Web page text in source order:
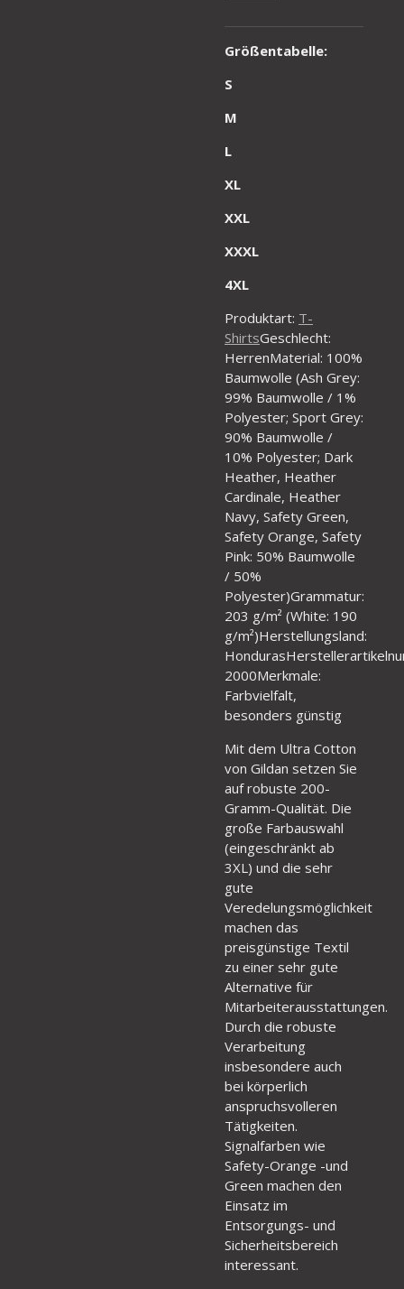
Größentabelle:
S
M
L
XL
XXL
XXXL
4XL
Produktart: T-
ShirtsGeschlecht:
HerrenMaterial: 100%
Baumwolle (Ash Grey:
99% Baumwolle / 1%
Polyester; Sport Grey:
90% Baumwolle /
10% Polyester; Dark
Heather, Heather
Cardinale, Heather
Navy, Safety Green,
Safety Orange, Safety
Pink: 50% Baumwolle
/ 50%
Polyester)Grammatur:
203 g/m² (White: 190
g/m²)Herstellungsland:
2000Merkmale:
Farbvielfalt,
besonders günstig
Mit dem Ultra Cotton
von Gildan setzen Sie
auf robuste 200-
Gramm-Qualität. Die
große Farbauswahl
(eingeschränkt ab
3XL) und die sehr
gute
Veredelungsmöglichkeit
machen das
preisgünstige Textil
zu einer sehr gute
Alternative für
Mitarbeiterausstattungen.
Durch die robuste
Verarbeitung
insbesondere auch
bei körperlich
anspruchsvolleren
Tätigkeiten.
Signalfarben wie
Safety-Orange -und
Green machen den
Einsatz im
Entsorgungs- und
Sicherheitsbereich
interessant.